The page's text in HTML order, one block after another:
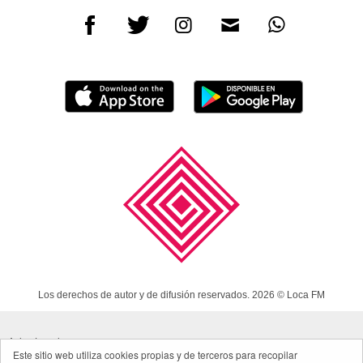
Este sitio web utiliza cookies propias y de terceros para recopilar
Los derechos de autor y de difusión reservados. 2026 © Loca FM
Aviso Legal